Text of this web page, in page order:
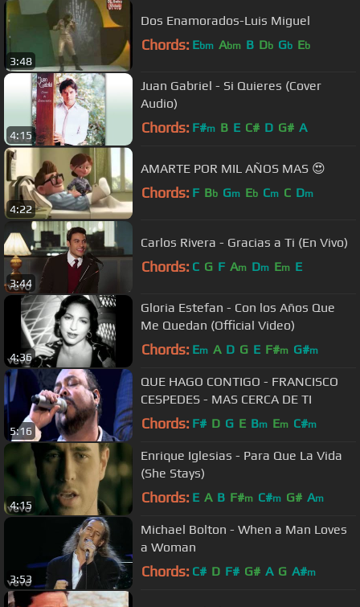
3:48
Dos Enamorados-Luis Miguel
Chords: Ebm Abm B Db Gb Eb
4:15
Juan Gabriel - Si Quieres (Cover
Audio)
Chords: F#m B E C# D G# A
4:22
AMARTE POR MIL AÑOS MAS 😍
Chords: F Bb Gm Eb Cm C Dm
3:44
Carlos Rivera - Gracias a Ti (En Vivo)
Chords: C G F Am Dm Em E
4:36
Gloria Estefan - Con los Años Que
Me Quedan (Official Video)
Chords: Em A D G E F#m G#m
5:16
QUE HAGO CONTIGO - FRANCISCO
CESPEDES - MAS CERCA DE TI
Chords: F# D G E Bm Em C#m
4:15
Enrique Iglesias - Para Que La Vida
(She Stays)
Chords: E A B F#m C#m G# Am
3:53
Michael Bolton - When a Man Loves
a Woman
Chords: C# D F# G# A G A#m